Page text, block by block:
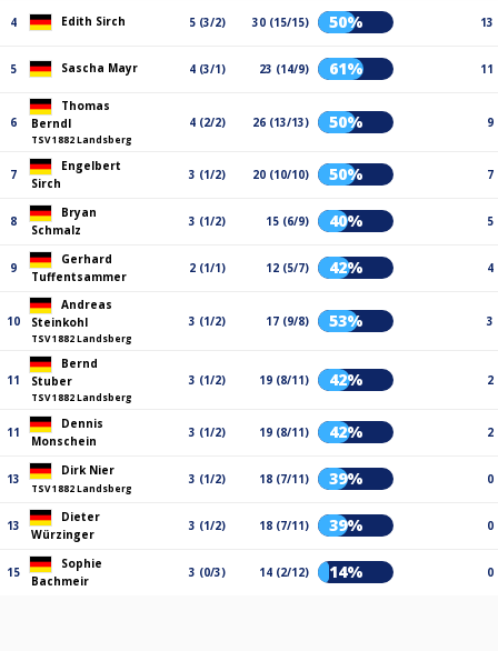
4 Edith Sirch 5 (3/2) 30 (15/15) 50% 13
5 Sascha Mayr 4 (3/1) 23 (14/9) 61% 11
6
Thomas
Berndl
TSV 1882 Landsberg
4 (2/2) 26 (13/13) 50% 9
7
Engelbert
Sirch
3 (1/2) 20 (10/10) 50% 7
8
Bryan
Schmalz
3 (1/2) 15 (6/9) 40% 5
9
Gerhard
Tuffentsammer
2 (1/1) 12 (5/7) 42% 4
10
Andreas
Steinkohl
TSV 1882 Landsberg
3 (1/2) 17 (9/8) 53% 3
11
Bernd
Stuber
TSV 1882 Landsberg
3 (1/2) 19 (8/11) 42% 2
11
Dennis
Monschein
3 (1/2) 19 (8/11) 42% 2
13
Dirk Nier
TSV 1882 Landsberg
3 (1/2) 18 (7/11) 39% 0
13
Dieter
Würzinger
3 (1/2) 18 (7/11) 39% 0
15
Sophie
Bachmeir
3 (0/3) 14 (2/12) 14% 0